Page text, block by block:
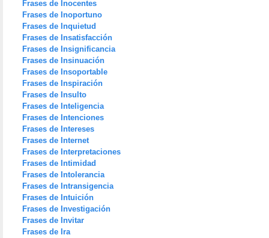
Frases de Inocentes
Frases de Inoportuno
Frases de Inquietud
Frases de Insatisfacción
Frases de Insignificancia
Frases de Insinuación
Frases de Insoportable
Frases de Inspiración
Frases de Insulto
Frases de Inteligencia
Frases de Intenciones
Frases de Intereses
Frases de Internet
Frases de Interpretaciones
Frases de Intimidad
Frases de Intolerancia
Frases de Intransigencia
Frases de Intuición
Frases de Investigación
Frases de Invitar
Frases de Ira